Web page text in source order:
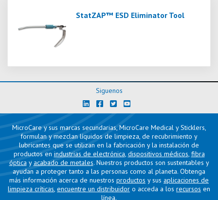
StatZAP™ ESD Eliminator Tool
Siguenos
MicroCare y sus marcas secundarias, MicroCare Medical y Sticklers,
formulan y mezclan líquidos de limpieza, de recubrimiento y
lubricantes que se utilizan en la fabricación y la instalación de
productos en industrias de electrónica, dispositivos médicos, fibra
óptica y acabado de metales. Nuestros productos son sustentables y
ayudan a proteger tanto a las personas como al planeta. Obtenga
más información acerca de nuestros productos y sus aplicaciones de
limpieza críticas, encuentre un distribuidor o acceda a los recursos en
línea.